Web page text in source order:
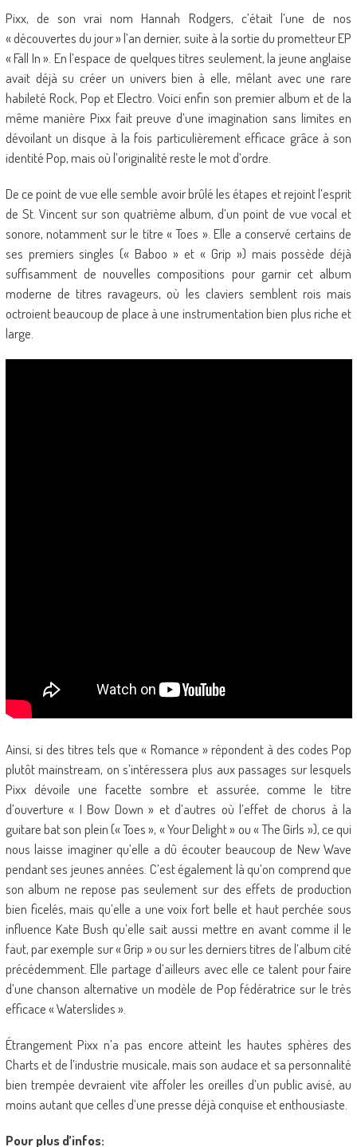
Pixx, de son vrai nom Hannah Rodgers, c’était l’une de nos
« découvertes du jour » l’an dernier, suite à la sortie du prometteur EP
« Fall In ». En l’espace de quelques titres seulement, la jeune anglaise
avait déjà su créer un univers bien à elle, mêlant avec une rare
habileté Rock, Pop et Electro. Voici enfin son premier album et de la
même manière Pixx fait preuve d’une imagination sans limites en
dévoilant un disque à la fois particulièrement efficace grâce à son
identité Pop, mais où l’originalité reste le mot d’ordre.
De ce point de vue elle semble avoir brûlé les étapes et rejoint l’esprit
de St. Vincent sur son quatrième album, d’un point de vue vocal et
sonore, notamment sur le titre « Toes ». Elle a conservé certains de
ses premiers singles (« Baboo » et « Grip ») mais possède déjà
suffisamment de nouvelles compositions pour garnir cet album
moderne de titres ravageurs, où les claviers semblent rois mais
octroient beaucoup de place à une instrumentation bien plus riche et
large.
Ainsi, si des titres tels que « Romance » répondent à des codes Pop
plutôt mainstream, on s’intéressera plus aux passages sur lesquels
Pixx dévoile une facette sombre et assurée, comme le titre
d’ouverture « I Bow Down » et d’autres où l’effet de chorus à la
guitare bat son plein (« Toes », « Your Delight » ou « The Girls »), ce qui
nous laisse imaginer qu’elle a dû écouter beaucoup de New Wave
pendant ses jeunes années. C’est également là qu’on comprend que
son album ne repose pas seulement sur des effets de production
bien ficelés, mais qu’elle a une voix fort belle et haut perchée sous
influence Kate Bush qu’elle sait aussi mettre en avant comme il le
faut, par exemple sur « Grip » ou sur les derniers titres de l’album cité
précédemment. Elle partage d’ailleurs avec elle ce talent pour faire
d’une chanson alternative un modèle de Pop fédératrice sur le très
efficace « Waterslides ».
Étrangement Pixx n’a pas encore atteint les hautes sphères des
Charts et de l’industrie musicale, mais son audace et sa personnalité
bien trempée devraient vite affoler les oreilles d’un public avisé, au
moins autant que celles d’une presse déjà conquise et enthousiaste.
Pour plus d’infos: